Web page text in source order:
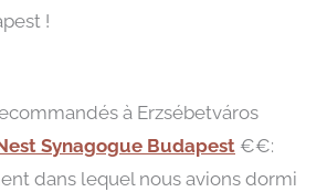
!
à Erzsébetváros
Synagogue Budapest €€:
dans lequel nous avions dormi